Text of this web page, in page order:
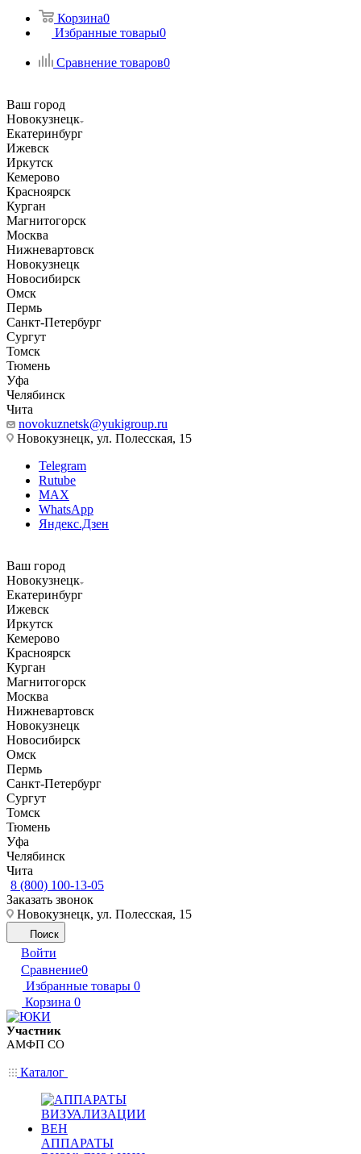
Корзина0
Избранные товары0
Сравнение товаров0
Ваш город
Новокузнецк
Екатеринбург
Ижевск
Иркутск
Кемерово
Красноярск
Курган
Магнитогорск
Москва
Нижневартовск
Новокузнецк
Новосибирск
Омск
Пермь
Санкт-Петербург
Сургут
Томск
Тюмень
Уфа
Челябинск
Чита
novokuznetsk@yukigroup.ru
Новокузнецк, ул. Полесская, 15
Telegram
Rutube
MAX
WhatsApp
Яндекс.Дзен
Ваш город
Новокузнецк
Екатеринбург
Ижевск
Иркутск
Кемерово
Красноярск
Курган
Магнитогорск
Москва
Нижневартовск
Новокузнецк
Новосибирск
Омск
Пермь
Санкт-Петербург
Сургут
Томск
Тюмень
Уфа
Челябинск
Чита
8 (800) 100-13-05
Заказать звонок
Новокузнецк, ул. Полесская, 15
Поиск
Войти
Сравнение0
Избранные товары 0
Корзина 0
Участник
АМФП СО
Каталог
АППАРАТЫ